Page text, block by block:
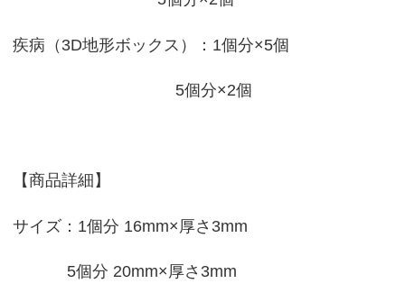
疾病（3D地形ボックス）：1個分×5個
5個分×2個
【商品詳細】
サイズ：1個分 16mm×厚さ3mm
5個分 20mm×厚さ3mm